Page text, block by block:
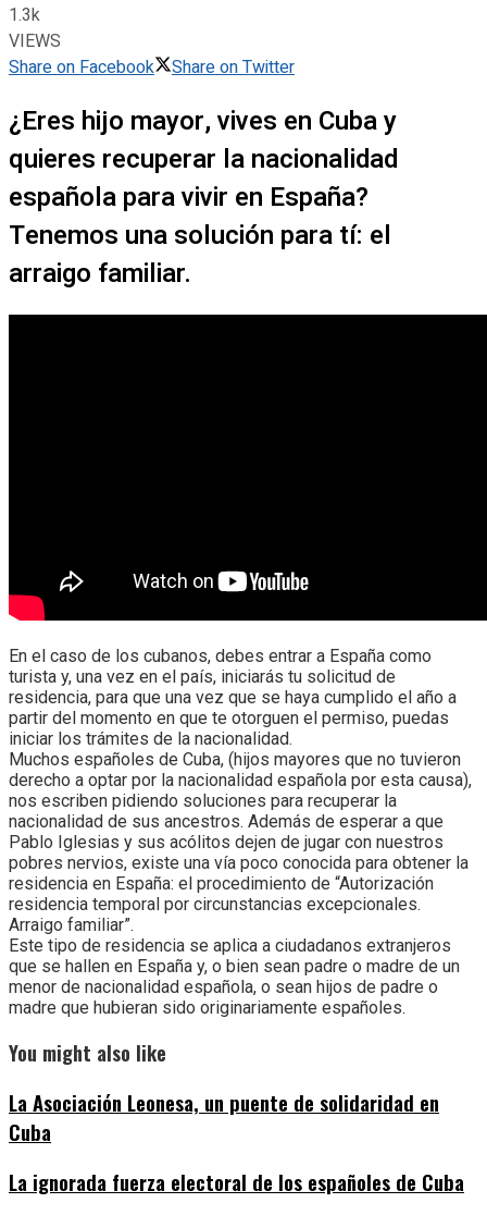
1.3k
VIEWS
Share on Facebook
Share on Twitter
¿Eres hijo mayor, vives en Cuba y
quieres recuperar la nacionalidad
española para vivir en España?
Tenemos una solución para tí: el
arraigo familiar.
En el caso de los cubanos, debes entrar a España como
turista y, una vez en el país, iniciarás tu solicitud de
residencia, para que una vez que se haya cumplido el año a
partir del momento en que te otorguen el permiso, puedas
iniciar los trámites de la nacionalidad.
Muchos españoles de Cuba, (hijos mayores que no tuvieron
derecho a optar por la nacionalidad española por esta causa),
nos escriben pidiendo soluciones para recuperar la
nacionalidad de sus ancestros. Además de esperar a que
Pablo Iglesias y sus acólitos dejen de jugar con nuestros
pobres nervios, existe una vía poco conocida para obtener la
residencia en España: el procedimiento de “Autorización
residencia temporal por circunstancias excepcionales.
Arraigo familiar”.
Este tipo de residencia se aplica a ciudadanos extranjeros
que se hallen en España y, o bien sean padre o madre de un
menor de nacionalidad española, o sean hijos de padre o
madre que hubieran sido originariamente españoles.
You might also like
La Asociación Leonesa, un puente de solidaridad en
Cuba
La ignorada fuerza electoral de los españoles de Cuba